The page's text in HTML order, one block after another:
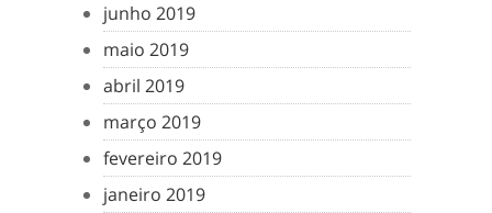
junho 2019
maio 2019
abril 2019
março 2019
fevereiro 2019
janeiro 2019